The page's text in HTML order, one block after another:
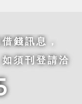
錢訊息，
須刊登請洽